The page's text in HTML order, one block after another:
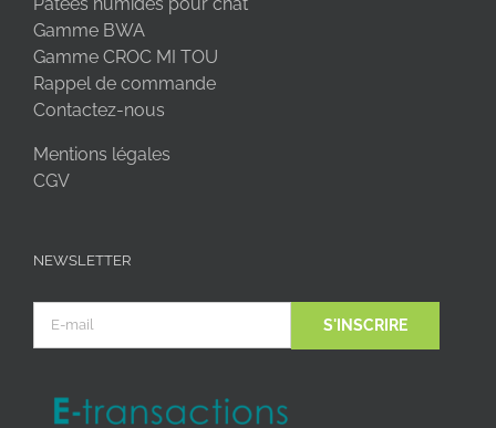
Gamme BWA
Gamme CROC MI TOU
Rappel de commande
Contactez-nous
Mentions légales
CGV
NEWSLETTER